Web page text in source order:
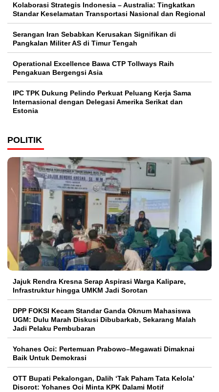
Kolaborasi Strategis Indonesia – Australia: Tingkatkan
Standar Keselamatan Transportasi Nasional dan Regional
Serangan Iran Sebabkan Kerusakan Signifikan di
Pangkalan Militer AS di Timur Tengah
Operational Excellence Bawa CTP Tollways Raih
Pengakuan Bergengsi Asia
IPC TPK Dukung Pelindo Perkuat Peluang Kerja Sama
Internasional dengan Delegasi Amerika Serikat dan
Estonia
POLITIK
Jajuk Rendra Kresna Serap Aspirasi Warga Kalipare,
Infrastruktur hingga UMKM Jadi Sorotan
DPP FOKSI Kecam Standar Ganda Oknum Mahasiswa
UGM: Dulu Marah Diskusi Dibubarkab, Sekarang Malah
Jadi Pelaku Pembubaran
Yohanes Oci: Pertemuan Prabowo–Megawati Dimaknai
Baik Untuk Demokrasi
OTT Bupati Pekalongan, Dalih ‘Tak Paham Tata Kelola’
Disorot: Yohanes Oci Minta KPK Dalami Motif